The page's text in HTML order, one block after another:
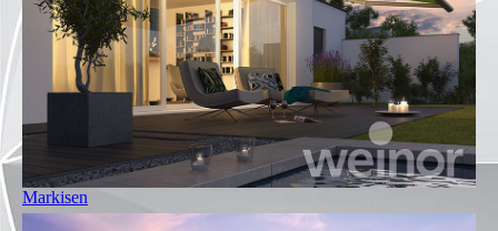
Markisen